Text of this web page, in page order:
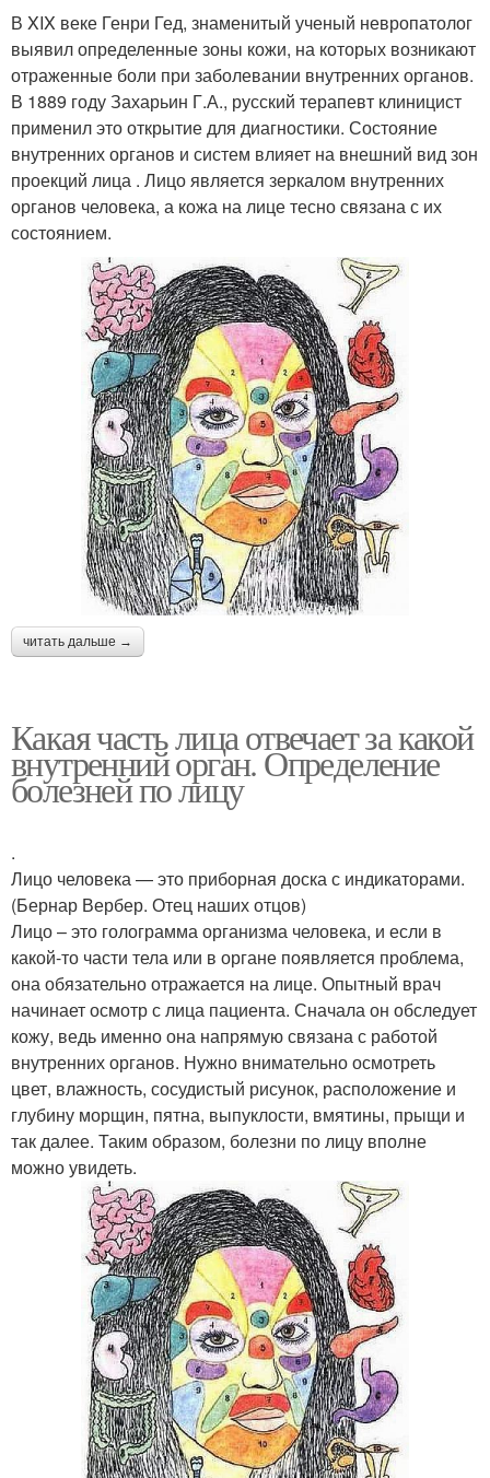
В XIX веке Генри Гед, знаменитый ученый невропатолог
выявил определенные зоны кожи, на которых возникают
отраженные боли при заболевании внутренних органов.
В 1889 году Захарьин Г.А., русский терапевт клиницист
применил это открытие для диагностики. Состояние
внутренних органов и систем влияет на внешний вид зон
проекций лица . Лицо является зеркалом внутренних
органов человека, а кожа на лице тесно связана с их
состоянием.
читать дальше →
Какая часть лица отвечает за какой
внутренний орган. Определение
болезней по лицу
.
Лицо человека — это приборная доска с индикаторами.
(Бернар Вербер. Отец наших отцов)
Лицо – это голограмма организма человека, и если в
какой-то части тела или в органе появляется проблема,
она обязательно отражается на лице. Опытный врач
начинает осмотр с лица пациента. Сначала он обследует
кожу, ведь именно она напрямую связана с работой
внутренних органов. Нужно внимательно осмотреть
цвет, влажность, сосудистый рисунок, расположение и
глубину морщин, пятна, выпуклости, вмятины, прыщи и
так далее. Таким образом, болезни по лицу вполне
можно увидеть.